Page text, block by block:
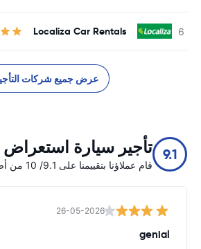
Localiza Car Rentals
عرض جميع شركات
9.1 تأجير سيارة استعراض
قام عملاؤنا بتقييمنا على 9.1/ 10 من أصل 12840
26-05-2026
genial